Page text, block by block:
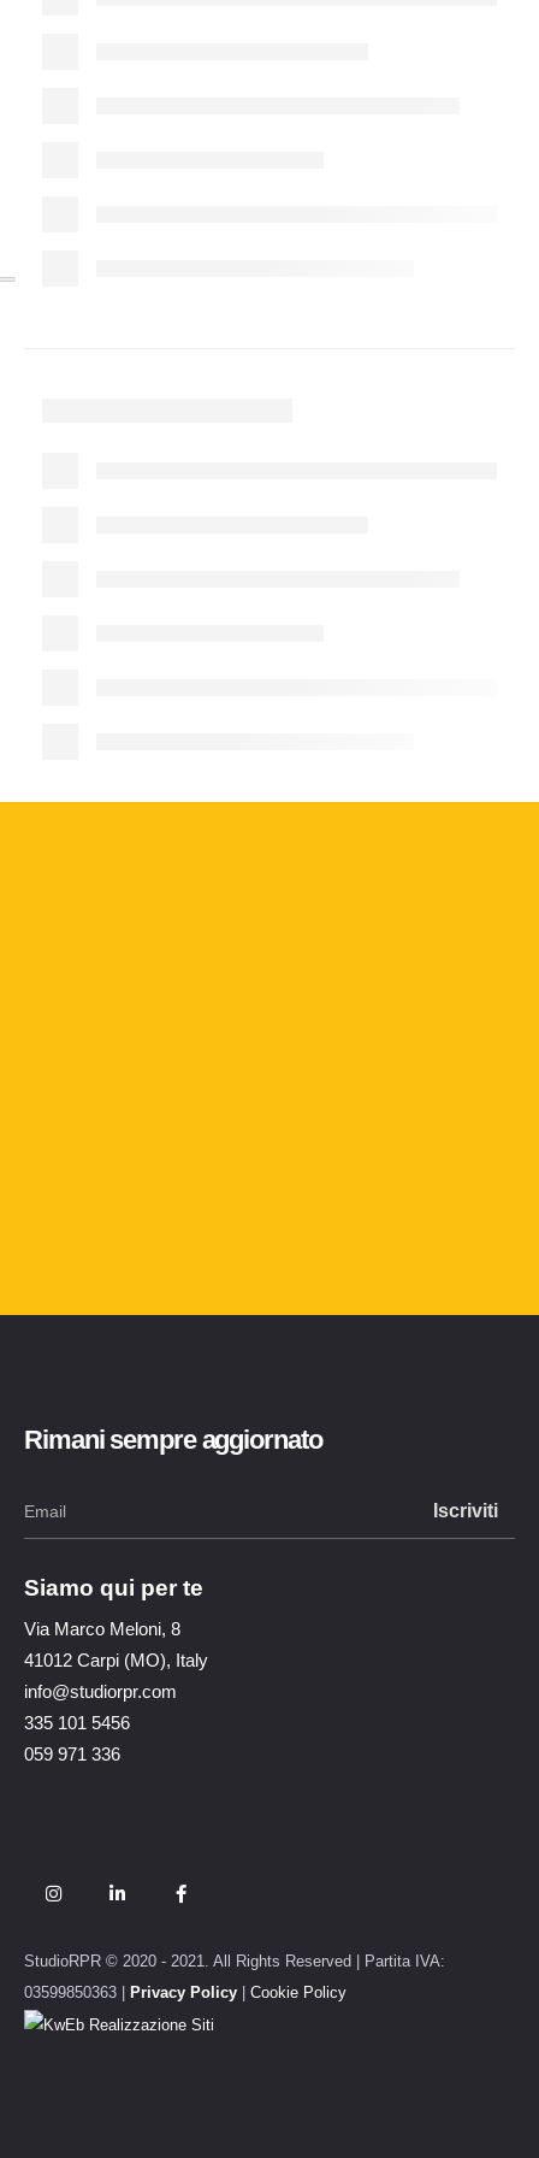
Rimani sempre aggiornato
Siamo qui per te
Via Marco Meloni, 8
41012 Carpi (MO), Italy
info@studiorpr.com
335 101 5456
059 971 336
StudioRPR © 2020 - 2021. All Rights Reserved | Partita IVA:
03599850363 |
Privacy Policy Cookie Policy